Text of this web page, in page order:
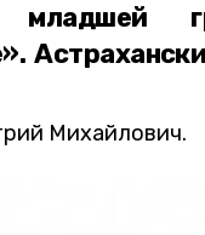
младшей
Михайлович.